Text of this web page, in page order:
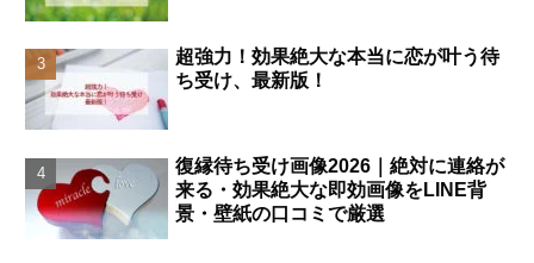
超強力！効果絶大な本当に恋が叶う待
ち受け、最新版！
復縁待ち受け画像2026｜絶対に連絡が
来る・効果絶大な即効画像をLINE背
景・壁紙の口コミで厳選